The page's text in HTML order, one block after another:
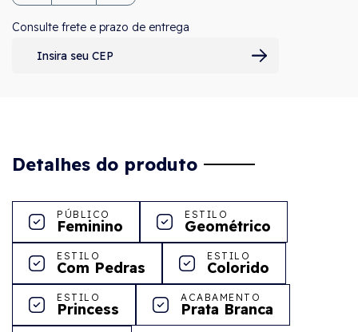
Consulte frete e prazo de entrega
Detalhes do produto
PÚBLICO
Feminino
ESTILO
Geométrico
ESTILO
Com Pedras
ESTILO
Colorido
ESTILO
Princess
ACABAMENTO
Prata Branca